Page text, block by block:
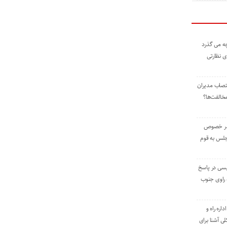
می گذرد
نظارتی
مدیران
در خصوص
به قوم
در پاسخ
جنوب
راه و
آشنا برای